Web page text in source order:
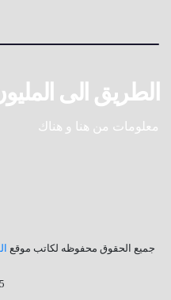
الطريق الى
معلومات من هنا و هناك
جميع الحقوق محفوظه لكاتب موقع